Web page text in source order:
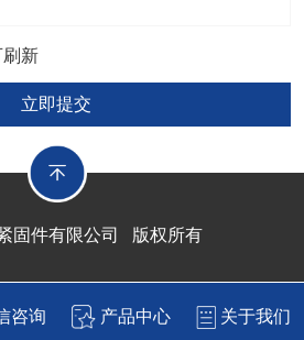
立即提交
固件有限公司 版权所有
咨询 产品中心 关于我们